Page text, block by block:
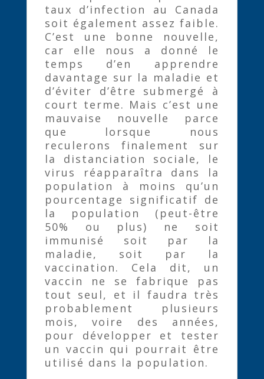
taux d’infection au Canada
soit également assez faible.
C’est une bonne nouvelle,
car elle nous a donné le
temps d’en apprendre
davantage sur la maladie et
d’éviter d’être submergé à
court terme. Mais c’est une
mauvaise nouvelle parce
que lorsque nous
reculerons finalement sur
la distanciation sociale, le
virus réapparaîtra dans la
population à moins qu’un
pourcentage significatif de
la population (peut-être
50% ou plus) ne soit
immunisé soit par la
maladie, soit par la
vaccination. Cela dit, un
vaccin ne se fabrique pas
tout seul, et il faudra très
probablement plusieurs
mois, voire des années,
pour développer et tester
un vaccin qui pourrait être
utilisé dans la population.